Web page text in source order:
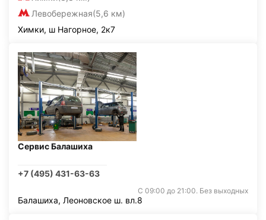
Левобережная(5,6 км)
Химки, ш Нагорное, 2к7
Сервис Балашиха
+7 (495) 431-63-63
С 09:00 до 21:00. Без выходных
Балашиха, Леоновское ш. вл.8